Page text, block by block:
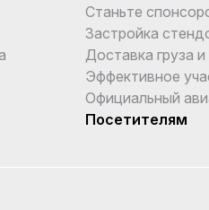
Станьте
Застройка
Доставка груза
Эффективное
Официальный
Посетителям